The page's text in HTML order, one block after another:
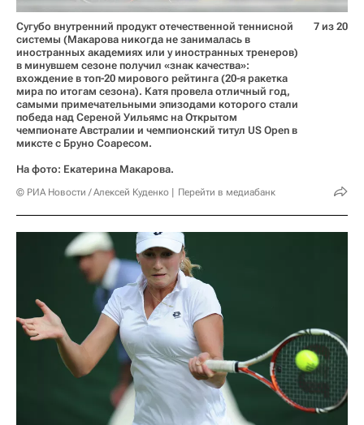
Сугубо внутренний продукт отечественной теннисной
системы (Макарова никогда не занималась в
иностранных академиях или у иностранных тренеров)
в минувшем сезоне получил «знак качества»:
вхождение в топ-20 мирового рейтинга (20-я ракетка
мира по итогам сезона). Катя провела отличный год,
самыми примечательными эпизодами которого стали
победа над Сереной Уильямс на Открытом
чемпионате Австралии и чемпионский титул US Open в
миксте с Бруно Соаресом.
На фото: Екатерина Макарова.
© РИА Новости / Алексей Куденко Перейти в медиабанк
7 из 20